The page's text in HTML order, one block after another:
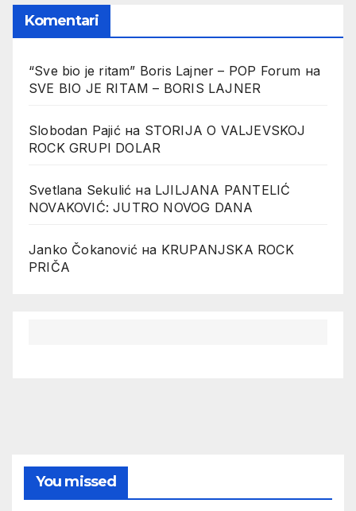
Komentari
“Sve bio je ritam” Boris Lajner – POP Forum на
SVE BIO JE RITAM – BORIS LAJNER
Slobodan Pajićна STORIJA O VALJEVSKOJ
ROCK GRUPI DOLAR
Svetlana Sekulić на LJILJANA PANTELIĆ
NOVAKOVIĆ: JUTRO NOVOG DANA
Janko Čokanović на KRUPANJSKA ROCK
PRIČA
You missed